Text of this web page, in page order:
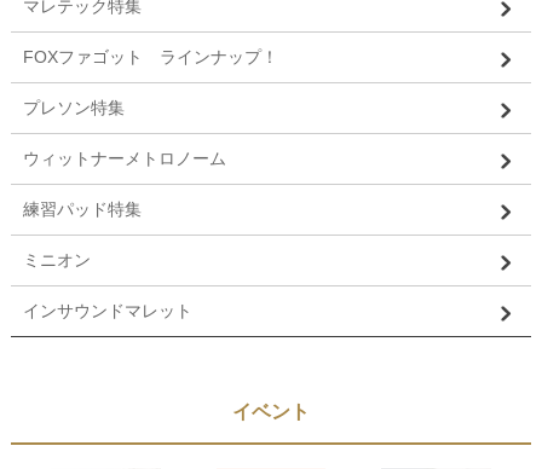
マレテック特集
FOXファゴット ラインナップ！
プレソン特集
ウィットナーメトロノーム
練習パッド特集
ミニオン
インサウンドマレット
イベント